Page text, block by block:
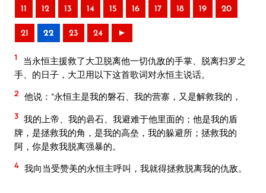
11 12 13 14 15 16 17 18 19 20
21 22 23 24 ►
1
当永恒主援救了大卫脱离他一切仇敌的手掌、脱离扫罗之
手、的日子，大卫用以下这首歌词对永恒主说话。
2 他说：“永恒主是我的磐石、我的营寨，又是解救我的，
3 我的上帝、我的碞石、我避难于他里面的；他是我的盾
牌，是拯救我的角，是我的高垒，我的躲避所；拯救我的
阿，你是救我脱离强暴的。
4 我向当受赞美的永恒主呼叫，我就得拯救脱离我的仇敌。